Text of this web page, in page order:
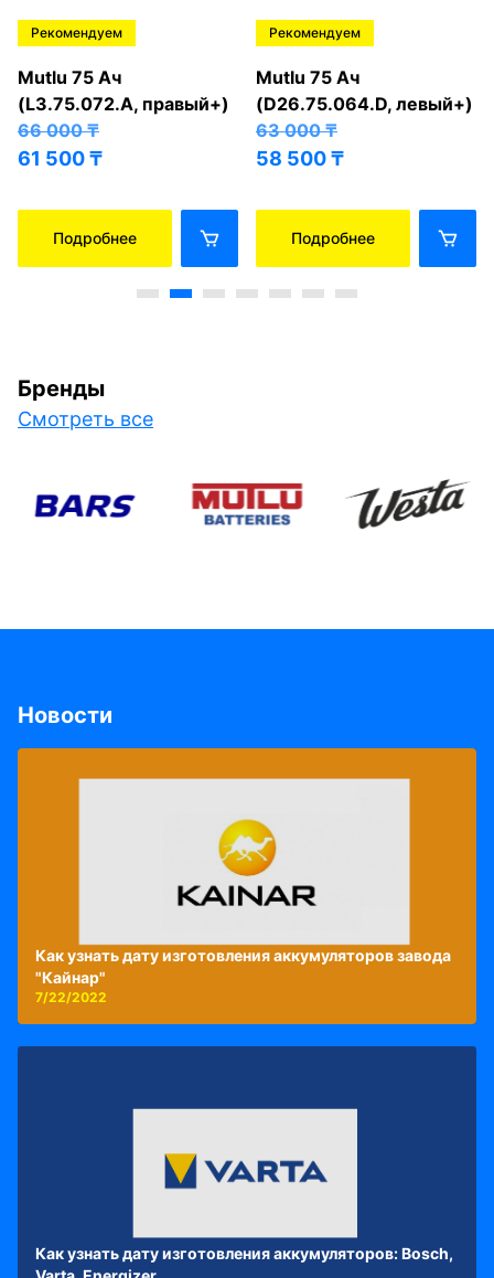
Рекомендуем
Mutlu 75 Ач
(L3.75.072.A, правый+)
66 000₸
61 500₸
Подробнее
Рекомендуем
Mutlu 75 Ач
(D26.75.064.D, левый+)
63 000₸
58 500₸
Подробнее
Бренды
Смотреть все
Новости
Как узнать дату изготовления аккумуляторов завода
"Кайнар"
7/22/2022
Как узнать дату изготовления аккумуляторов: Bosch,